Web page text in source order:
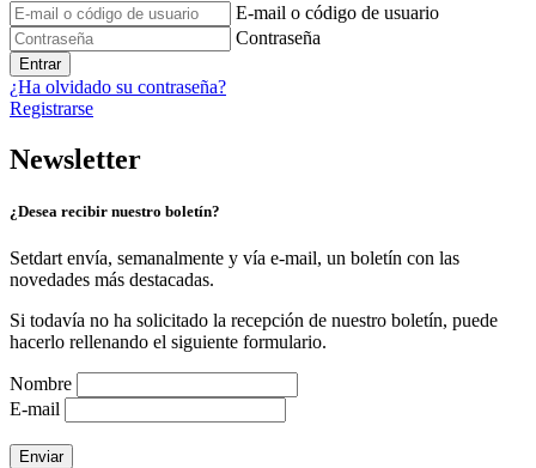
E-mail o código de usuario
Contraseña
Entrar
¿Ha olvidado su contraseña?
Registrarse
Newsletter
¿Desea recibir nuestro boletín?
Setdart envía, semanalmente y vía e-mail, un boletín con las
novedades más destacadas.
Si todavía no ha solicitado la recepción de nuestro boletín, puede
hacerlo rellenando el siguiente formulario.
Nombre
E-mail